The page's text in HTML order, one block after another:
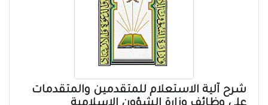
شرح آلية الاستعلام للمتقدمين والمتقدمات